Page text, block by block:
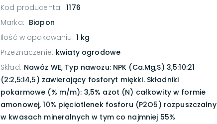
Kod producenta: 1176
Marka: Biopon
Ilość w opakowaniu: 1 kg
Przeznaczenie: kwiaty ogrodowe
Skład: Nawóz WE, Typ nawozu: NPK (Ca.Mg,S) 3,5:10:21
(2:2,5:14,5) zawierający fosforyt miękki. Składniki
pokarmowe (% m/m): 3,5% azot (N) całkowity w formie
amonowej, 10% pięciotlenek fosforu (P2O5) rozpuszczalny
w kwasach mineralnych w tym co najmniej 55%